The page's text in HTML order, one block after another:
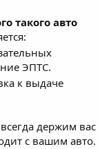
такого авто
ЭПТС.
к выдаче
держим вас
с вашим авто.